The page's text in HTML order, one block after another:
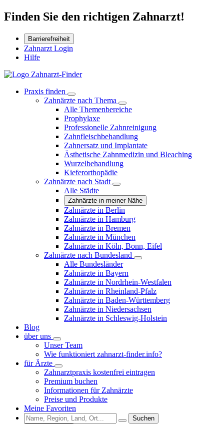
Finden Sie den richtigen Zahnarzt!
Barrierefreiheit
Zahnarzt Login
Hilfe
Praxis finden
Zahnärzte nach Thema
Alle Themenbereiche
Prophylaxe
Professionelle Zahnreinigung
Zahnfleischbehandlung
Zahnersatz und Implantate
Ästhetische Zahnmedizin und Bleaching
Wurzelbehandlung
Kieferorthopädie
Zahnärzte nach Stadt
Alle Städte
Zahnärzte in meiner Nähe
Zahnärzte in Berlin
Zahnärzte in Hamburg
Zahnärzte in Bremen
Zahnärzte in München
Zahnärzte in Köln, Bonn, Eifel
Zahnärzte nach Bundesland
Alle Bundesländer
Zahnärzte in Bayern
Zahnärzte in Nordrhein-Westfalen
Zahnärzte in Rheinland-Pfalz
Zahnärzte in Baden-Württemberg
Zahnärzte in Niedersachsen
Zahnärzte in Schleswig-Holstein
Blog
über uns
Unser Team
Wie funktioniert zahnarzt-finder.info?
für Ärzte
Zahnarztpraxis kostenfrei eintragen
Premium buchen
Informationen für Zahnärzte
Preise und Produkte
Meine Favoriten
Suchen